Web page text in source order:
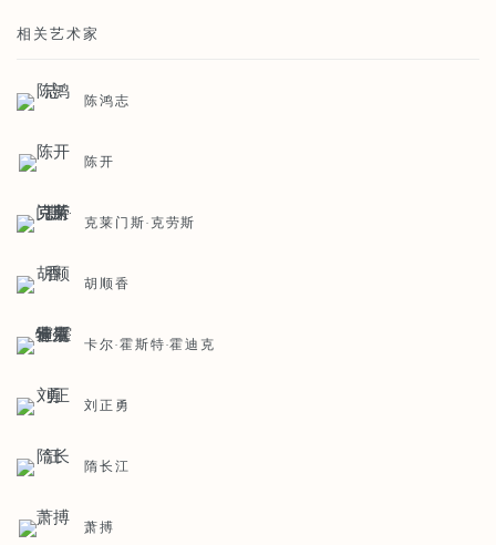
相关艺术家
陈鸿志
陈开
克莱门斯·克劳斯
胡顺香
卡尔·霍斯特·霍迪克
刘正勇
隋长江
萧搏